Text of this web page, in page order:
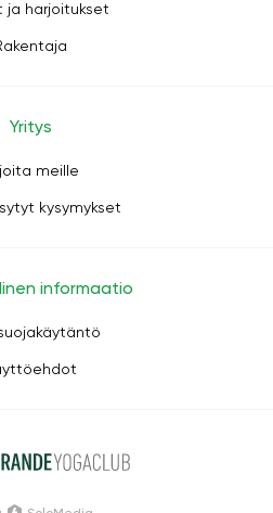
ja harjoitukset
Yritys
meille
kysymykset
informaatio